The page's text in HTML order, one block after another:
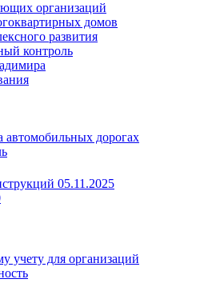
организаций
домов
развития
контроль
дорогах
05.11.2025
учету для организаций